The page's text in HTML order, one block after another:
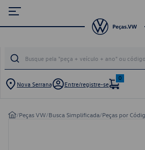
Nova Serrana Entre/registre-se
0
/Peças VW/Busca Simplificada/Peças por